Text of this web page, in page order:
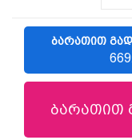
ᲑᲐᲠᲐᲗᲘᲗ
ბარათით